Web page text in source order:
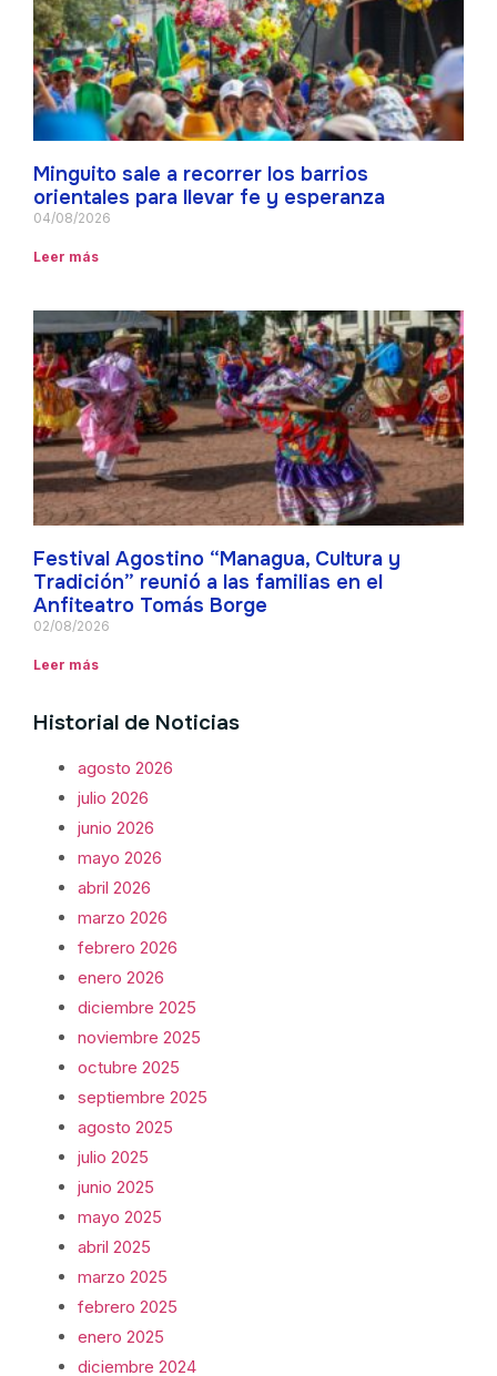
Minguito sale a recorrer los barrios
orientales para llevar fe y esperanza
04/08/2026
Leer más
Festival Agostino “Managua, Cultura y
Tradición” reunió a las familias en el
Anfiteatro Tomás Borge
02/08/2026
Leer más
Historial de Noticias
agosto 2026
julio 2026
junio 2026
mayo 2026
abril 2026
marzo 2026
febrero 2026
enero 2026
diciembre 2025
noviembre 2025
octubre 2025
septiembre 2025
agosto 2025
julio 2025
junio 2025
mayo 2025
abril 2025
marzo 2025
febrero 2025
enero 2025
diciembre 2024